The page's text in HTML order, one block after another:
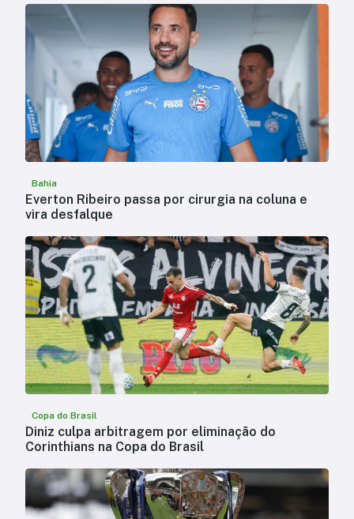
Bahia
Everton Ribeiro passa por cirurgia na coluna e
vira desfalque
Copa do Brasil
Diniz culpa arbitragem por eliminação do
Corinthians na Copa do Brasil